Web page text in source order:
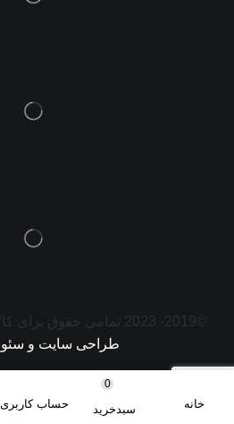
©2019- 2023 تمامی حقوق برای کالا۳۶۰ محفوظ می باشد |
طراحی سایت و سئو
خانه
0
سبدخرید حساب کاربری